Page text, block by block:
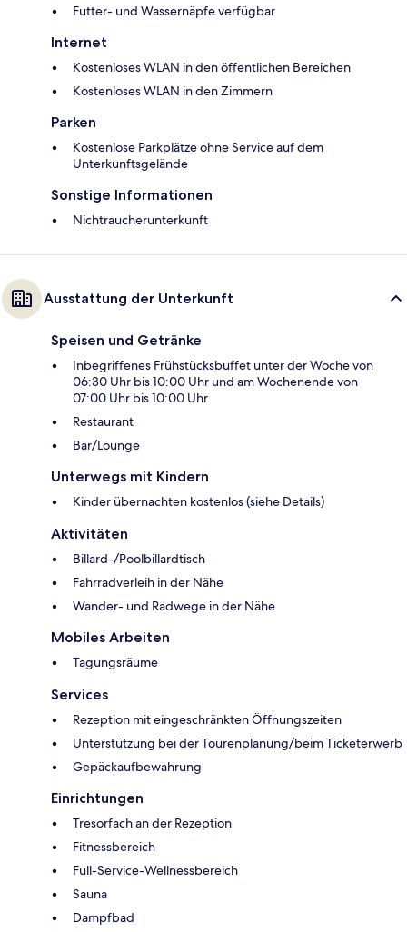
Futter- und Wassernäpfe verfügbar
Internet
Kostenloses WLAN in den öffentlichen Bereichen
Kostenloses WLAN in den Zimmern
Parken
Kostenlose Parkplätze ohne Service auf dem
Unterkunftsgelände
Sonstige Informationen
Nichtraucherunterkunft
Ausstattung der Unterkunft
Speisen und Getränke
Inbegriffenes Frühstücksbuffet unter der Woche von
06:30 Uhr bis 10:00 Uhr und am Wochenende von
07:00 Uhr bis 10:00 Uhr
Restaurant
Bar/Lounge
Unterwegs mit Kindern
Kinder übernachten kostenlos (siehe Details)
Aktivitäten
Billard-/Poolbillardtisch
Fahrradverleih in der Nähe
Wander- und Radwege in der Nähe
Mobiles Arbeiten
Tagungsräume
Services
Rezeption mit eingeschränkten Öffnungszeiten
Unterstützung bei der Tourenplanung/beim Ticketerwerb
Gepäckaufbewahrung
Einrichtungen
Tresorfach an der Rezeption
Fitnessbereich
Full-Service-Wellnessbereich
Sauna
Dampfbad